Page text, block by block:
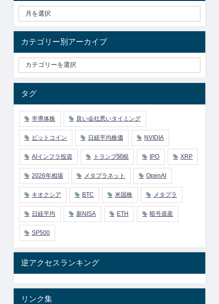
カテゴリー別アーカイブ
タグ
半導体株 良い会社悪いタイミング
ビットコイン 日経平均株価 NVIDIA
AIインフラ投資 トランプ関税 IPO XRP
2026年相場 メタプラネット OpenAI
キオクシア BTC 米国株 メタプラ
日経平均 新NISA ETH 暗号資産
SP500
逆アクセスランキング
リンク集